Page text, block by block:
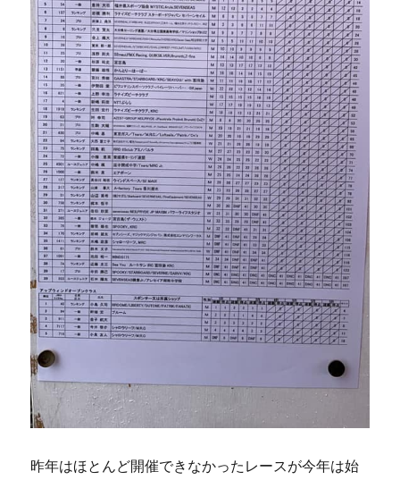
昨年はほとんど開催できなかったレースが今年は始